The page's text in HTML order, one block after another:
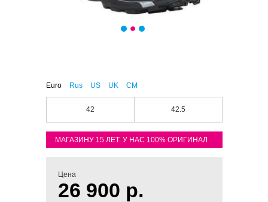
Euro Rus US UK CM
42 42.5
МАГАЗИНУ 15 ЛЕТ. У НАС 100% ОРИГИНАЛ
Цена
26 900 р.